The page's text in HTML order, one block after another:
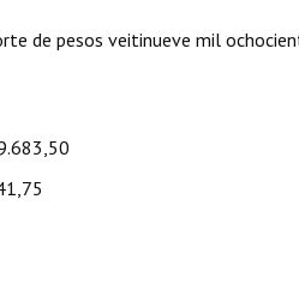
de pesos veitinueve mil